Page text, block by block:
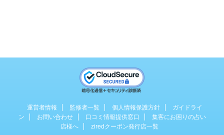
運営者情報 監修者一覧 個人情報保護方針
ガイドライ
ン
お問い合わせ 口コミ情報提供窓口
集客にお困りの占い
店様へ
ziredクーポン発行店一覧